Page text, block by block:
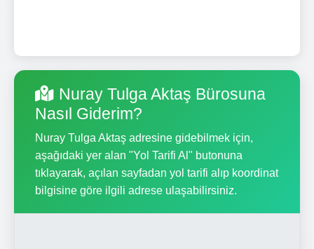
Nuray Tulga Aktaş Bürosuna
Nasıl Giderim?
Nuray Tulga Aktaş adresine gidebilmek için,
aşağıdaki yer alan "Yol Tarifi Al" butonuna
tıklayarak, açılan sayfadan yol tarifi alıp koordinat
bilgisine göre ilgili adrese ulaşabilirsiniz.